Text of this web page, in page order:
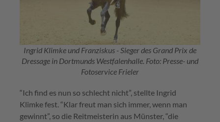
Ingrid Klimke und Franziskus - Sieger des Grand Prix de
Dressage in Dortmunds Westfalenhalle. Foto: Presse- und
Fotoservice Frieler
“Ich find es nun so schlecht nicht”, stellte Ingrid
Klimke fest. “Klar freut man sich immer, wenn man
gewinnt”, so die Reitmeisterin aus Münster, “die